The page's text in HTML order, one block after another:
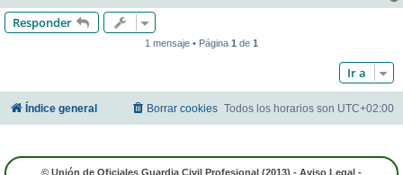
Responder
1 mensaje • Página 1 de 1
Ir a
Índice general Todos los horarios son UTC+02:00
Borrar cookies
© Unión de Oficiales Guardia Civil Profesional (2013) - Aviso Legal -